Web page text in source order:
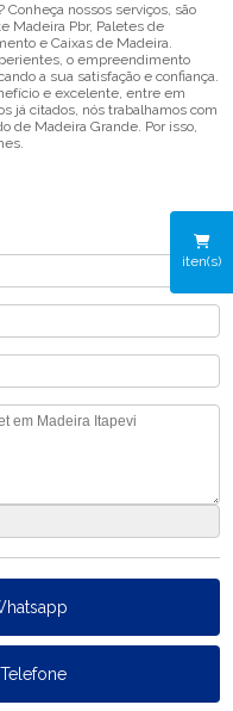
iten(s)
nossos serviços, são
Madeira Pbr, Paletes de
e Caixas de Madeira.
o empreendimento
a sua satisfação e confiança.
e excelente, entre em
já citados, nós trabalhamos com
de Madeira Grande. Por isso,